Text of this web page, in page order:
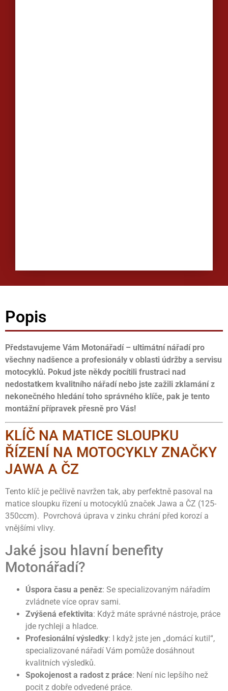
Popis
Představujeme Vám Motonářadí – ultimátní nářadí pro
všechny nadšence a profesionály v oblasti údržby a servisu
motocyklů. Pokud jste někdy pocítili frustraci nad
nedostatkem kvalitního nářadí nebo jste zažili zklamání z
nekonečného hledání toho správného klíče, pak je tento
montážní přípravek přesně pro Vás!
KLÍČ NA MATICE SLOUPKU
ŘÍZENÍ NA MOTOCYKLY ZNAČKY
JAWA A ČZ
Tento klíč je pečlivě navržen tak, aby perfektně pasoval na
matice sloupku řízení u motocyklů značek Jawa a ČZ (125-
350ccm). Povrchová úprava v zinku chrání před korozí a
vnějšími vlivy.
Jaké jsou hlavní benefity
Motonářadí?
Úspora času a peněz: Se specializovaným nářadím
zvládnete více oprav sami.
Zvýšená efektivita: Když máte správné nástroje, práce
jde rychleji a hladce.
Profesionální výsledky: I když jste jen „domácí kutil“,
specializované nářadí Vám pomůže dosáhnout
kvalitních výsledků.
Spokojenost a radost z práce: Není nic lepšího než
pocit z dobře odvedené práce.